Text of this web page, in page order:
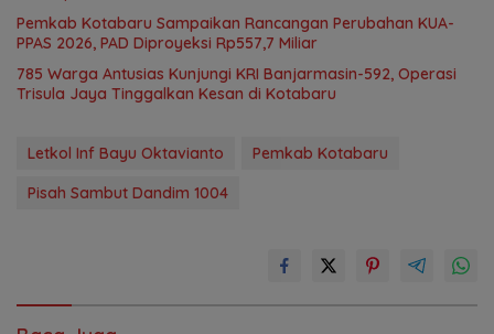
Pemkab Kotabaru Sampaikan Rancangan Perubahan KUA-
PPAS 2026, PAD Diproyeksi Rp557,7 Miliar
785 Warga Antusias Kunjungi KRI Banjarmasin-592, Operasi
Trisula Jaya Tinggalkan Kesan di Kotabaru
Letkol Inf Bayu Oktavianto
Pemkab Kotabaru
Pisah Sambut Dandim 1004